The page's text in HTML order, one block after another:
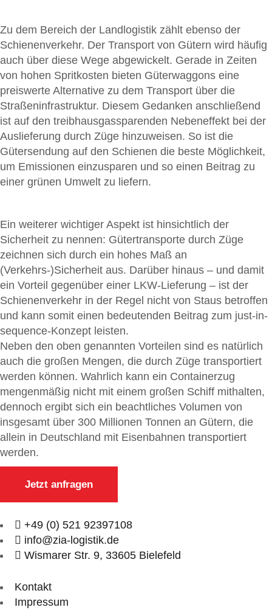
Zu dem Bereich der Landlogistik zählt ebenso der
Schienenverkehr. Der Transport von Gütern wird häufig
auch über diese Wege abgewickelt. Gerade in Zeiten
von hohen Spritkosten bieten Güterwaggons eine
preiswerte Alternative zu dem Transport über die
Straßeninfrastruktur. Diesem Gedanken anschließend
ist auf den treibhausgassparenden Nebeneffekt bei der
Auslieferung durch Züge hinzuweisen. So ist die
Gütersendung auf den Schienen die beste Möglichkeit,
um Emissionen einzusparen und so einen Beitrag zu
einer grünen Umwelt zu liefern.
Ein weiterer wichtiger Aspekt ist hinsichtlich der
Sicherheit zu nennen: Gütertransporte durch Züge
zeichnen sich durch ein hohes Maß an
(Verkehrs-)Sicherheit aus. Darüber hinaus – und damit
ein Vorteil gegenüber einer LKW-Lieferung – ist der
Schienenverkehr in der Regel nicht von Staus betroffen
und kann somit einen bedeutenden Beitrag zum just-in-
sequence-Konzept leisten.
Neben den oben genannten Vorteilen sind es natürlich
auch die großen Mengen, die durch Züge transportiert
werden können. Wahrlich kann ein Containerzug
mengenmäßig nicht mit einem großen Schiff mithalten,
dennoch ergibt sich ein beachtliches Volumen von
insgesamt über 300 Millionen Tonnen an Gütern, die
allein in Deutschland mit Eisenbahnen transportiert
werden.
Jetzt anfragen
+49 (0) 521 92397108
info@zia-logistik.de
Wismarer Str. 9, 33605 Bielefeld
Kontakt
Impressum